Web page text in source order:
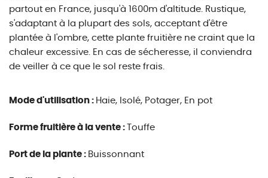
partout en France, jusqu'à 1600m d'altitude. Rustique,
s'adaptant à la plupart des sols, acceptant d'être
plantée à l'ombre, cette plante fruitière ne craint que la
chaleur excessive. En cas de sécheresse, il conviendra
de veiller à ce que le sol reste frais.
Mode d'utilisation : Haie, Isolé, Potager, En pot
Forme fruitière à la vente : Touffe
Port de la plante : Buissonnant